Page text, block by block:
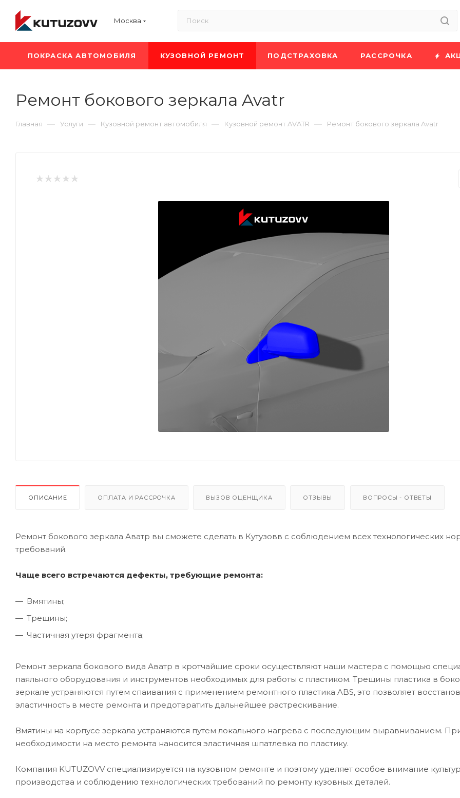
Москва
ПОКРАСКА АВТОМОБИЛЯ КУЗОВНОЙ РЕМОНТ ПОДСТРАХОВКА РАССРОЧКА
Ремонт бокового зеркала Avatr
Главная — Услуги — Кузовной ремонт автомобиля — Кузовной ремонт AVATR — Ремонт бокового зеркала Avatr
ОПИСАНИЕ ОПЛАТА И РАССРОЧКА ВЫЗОВ ОЦЕНЩИКА ОТЗЫВЫ ВОПРОСЫ - ОТВЕТЫ
Ремонт бокового зеркала Аватр вы сможете сделать в Кутузовв с соблюдением всех технологических
требований.
Чаще всего встречаются дефекты, требующие ремонта:
Вмятины;
Трещины;
Частичная утеря фрагмента;
Ремонт зеркала бокового вида Аватр в кротчайшие сроки осуществляют наши мастера с помощью
паяльного оборудования и инструментов необходимых для работы с пластиком. Трещины пластика в
зеркале устраняются путем спаивания с применением ремонтного пластика ABS, это позволяет
эластичность в месте ремонта и предотвратить дальнейшее растрескивание.
Вмятины на корпусе зеркала устраняются путем локального нагрева с последующим выравниванием.
необходимости на место ремонта наносится эластичная шпатлевка по пластику.
Компания KUTUZOVV специализируется на кузовном ремонте и поэтому уделяет особое внимание
производства и соблюдению технологических требований по ремонту кузовных деталей.